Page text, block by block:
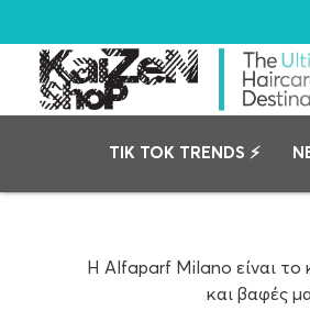
TIK TOK TRENDS ⚡
Η Alfaparf Milano είναι το
και βαφές